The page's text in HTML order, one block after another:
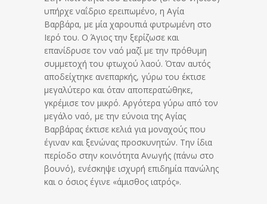
υπήρχε ναΐδριο ερειπωμένο, η Αγία
Βαρβάρα, με μία χαρουπιά φυτρωμένη στο
Ιερό του. Ο Άγιος την ξερίζωσε και
επανίδρυσε τον ναό μαζί με την πρόθυμη
συμμετοχή του φτωχού λαού. Όταν αυτός
αποδείχτηκε ανεπαρκής, γύρω του έκτισε
μεγαλύτερο και όταν αποπερατώθηκε,
γκρέμισε τον μικρό. Αργότερα γύρω από τον
μεγάλο ναό, με την εύνοια της Αγίας
Βαρβάρας έκτισε κελιά για μοναχούς που
έγιναν και ξενώνας προσκυνητών. Την ίδια
περίοδο στην κοινότητα Ανωγής (πάνω στο
βουνό), ενέσκηψε ισχυρή επιδημία πανώλης
και ο όσιος έγινε «άμισθος ιατρός».